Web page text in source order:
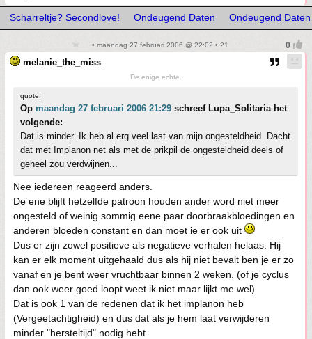
Scharreltje? Secondlove! Ondeugend Daten Ondeugend Daten
• maandag 27 februari 2006 @ 22:02 • 21
melanie_the_miss
De enige echte.
quote:
Op maandag 27 februari 2006 21:29 schreef Lupa_Solitaria het
volgende:
Dat is minder. Ik heb al erg veel last van mijn ongesteldheid. Dacht
dat met Implanon net als met de prikpil de ongesteldheid deels of
geheel zou verdwijnen...
Nee iedereen reageerd anders.
De ene blijft hetzelfde patroon houden ander word niet meer
ongesteld of weinig sommig eene paar doorbraakbloedingen en
anderen bloeden constant en dan moet ie er ook uit
Dus er zijn zowel positieve als negatieve verhalen helaas. Hij
kan er elk moment uitgehaald dus als hij niet bevalt ben je er zo
vanaf en je bent weer vruchtbaar binnen 2 weken. (of je cyclus
dan ook weer goed loopt weet ik niet maar lijkt me wel)
Dat is ook 1 van de redenen dat ik het implanon heb
(Vergeetachtigheid) en dus dat als je hem laat verwijderen
minder "hersteltijd" nodig hebt.